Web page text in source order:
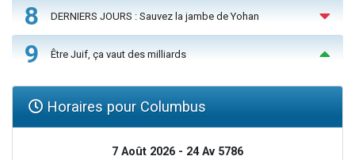
8 DERNIERS JOURS : Sauvez la jambe de Yohan
9 Être Juif, ça vaut des milliards
Horaires pour Columbus
7 Août 2026 - 24 Av 5786